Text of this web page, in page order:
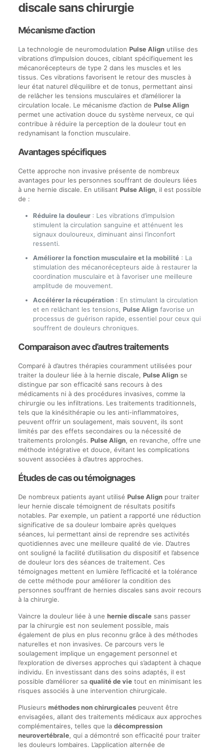
discale sans chirurgie
Mécanisme d’action
La technologie de neuromodulation Pulse Alignutilise des
vibrations d’impulsion douces, ciblant spécifiquement les
mécanorécepteurs de type 2 dans les muscles et les
tissus. Ces vibrations favorisent le retour des muscles à
leur état naturel d’équilibre et de tonus, permettant ainsi
de relâcher les tensions musculaires et d’améliorer la
circulation locale. Le mécanisme d’action de Pulse Align
permet une activation douce du système nerveux, ce qui
contribue à réduire la perception de la douleur tout en
redynamisant la fonction musculaire.
Avantages spécifiques
Cette approche non invasive présente de nombreux
avantages pour les personnes souffrant de douleurs liées
à une hernie discale. En utilisant Pulse Align, il est possible
de :
Réduire la douleur: Les vibrations d’impulsion
stimulent la circulation sanguine et atténuent les
signaux douloureux, diminuant ainsi l’inconfort
ressenti.
Améliorer la fonction musculaire et la mobilité: La
stimulation des mécanorécepteurs aide à restaurer la
coordination musculaire et à favoriser une meilleure
amplitude de mouvement.
Accélérer la récupération: En stimulant la circulation
et en relâchant les tensions, Pulse Alignfavorise un
processus de guérison rapide, essentiel pour ceux qui
souffrent de douleurs chroniques.
Comparaison avec d’autres traitements
Comparé à d’autres thérapies couramment utilisées pour
traiter la douleur liée à la hernie discale, Pulse Alignse
distingue par son efficacité sans recours à des
médicaments ni à des procédures invasives, comme la
chirurgie ou les infiltrations. Les traitements traditionnels,
tels que la kinésithérapie ou les anti-inflammatoires,
peuvent offrir un soulagement, mais souvent, ils sont
limités par des effets secondaires ou la nécessité de
traitements prolongés. Pulse Align, en revanche, offre une
méthode intégrative et douce, évitant les complications
souvent associées à d’autres approches.
Études de cas ou témoignages
De nombreux patients ayant utilisé Pulse Alignpour traiter
leur hernie discale témoignent de résultats positifs
notables. Par exemple, un patient a rapporté une réduction
significative de sa douleur lombaire après quelques
séances, lui permettant ainsi de reprendre ses activités
quotidiennes avec une meilleure qualité de vie. D’autres
ont souligné la facilité d’utilisation du dispositif et l’absence
de douleur lors des séances de traitement. Ces
témoignages mettent en lumière l’efficacité et la tolérance
de cette méthode pour améliorer la condition des
personnes souffrant de hernies discales sans avoir recours
à la chirurgie.
Vaincre la douleur liée à une hernie discalesans passer
par la chirurgie est non seulement possible, mais
également de plus en plus reconnu grâce à des méthodes
naturelles et non invasives. Ce parcours vers le
soulagement implique un engagement personnel et
l’exploration de diverses approches qui s’adaptent à chaque
individu. En investissant dans des soins adaptés, il est
possible d’améliorer sa qualité de vietout en minimisant les
risques associés à une intervention chirurgicale.
Plusieurs méthodes non chirurgicalespeuvent être
envisagées, allant des traitements médicaux aux approches
complémentaires, telles que la décompression
neurovertébrale, qui a démontré son efficacité pour traiter
les douleurs lombaires. L’application alternée de